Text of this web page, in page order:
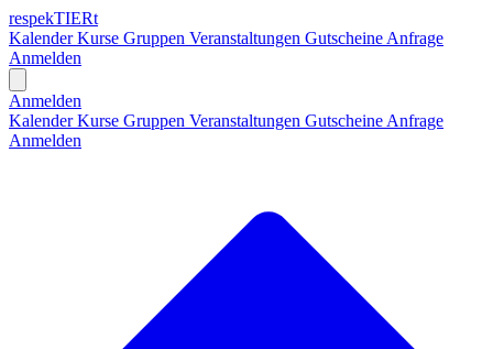
respekTIERt
KalenderKurse Gruppen Veranstaltungen Gutscheine Anfrage
Anmelden
Anmelden
KalenderKurse Gruppen Veranstaltungen Gutscheine Anfrage
Anmelden